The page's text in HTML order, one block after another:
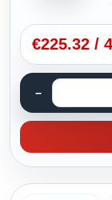
€225.32 /